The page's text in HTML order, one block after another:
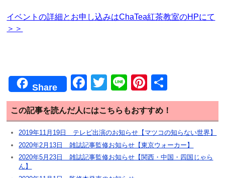
イベントの詳細とお申し込みはChaTea紅茶教室のHPにて
＞＞
Share
F
a
c
e
b
o
T
wi
tt
er
Li
n
e
Pi
nt
er
e
st
有
この記事を読んだ人にはこちらもおすすめ！
2019年11月19日 テレビ出演のお知らせ【マツコの知らない世界】
2020年2月13日 雑誌記事監修お知らせ【東京ウォーカー】
2020年5月23日 雑誌記事監修お知らせ【関西・中国・四国じゃら
ん】